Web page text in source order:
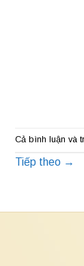
Cả bình luận và
Tiếp theo →